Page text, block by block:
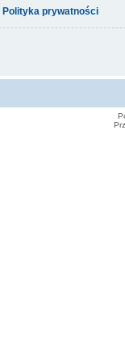
Polityka prywatności